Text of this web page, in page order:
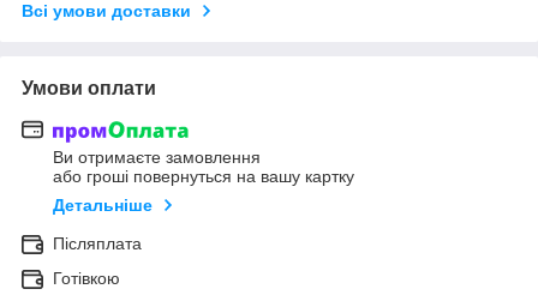
Всі умови доставки
Умови оплати
Ви отримаєте замовлення
або гроші повернуться на вашу картку
Детальніше
Післяплата
Готівкою